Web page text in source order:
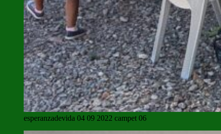
esperanzadevida 04 09 2022 campet 06